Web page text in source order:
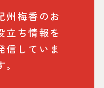
州梅香のお
立ち情報を
信していま
。